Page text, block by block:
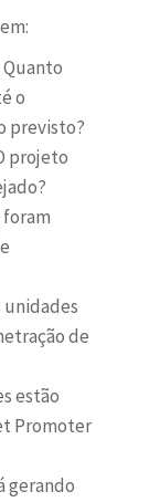
Quanto
o
previsto?
projeto
de
estão
Promoter
gerando